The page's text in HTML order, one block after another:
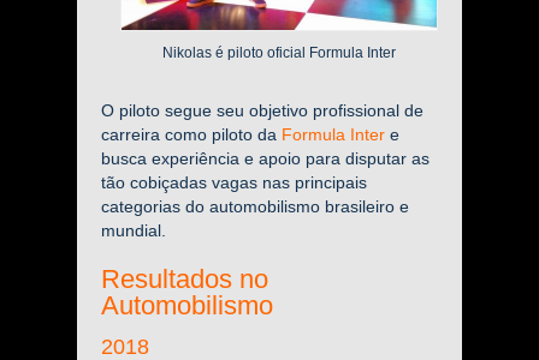
Nikolas é piloto oficial Formula Inter
O piloto segue seu objetivo profissional de
carreira como piloto da Formula Inter e
busca experiência e apoio para disputar as
tão cobiçadas vagas nas principais
categorias do automobilismo brasileiro e
mundial.
Resultados no
Automobilismo
2018